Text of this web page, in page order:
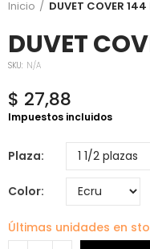
Inicio DUVET COVER 144
DUVET
SKU: N/A
$ 27,88
Impuestos incluidos
Plaza
Color
Últimas unidades en